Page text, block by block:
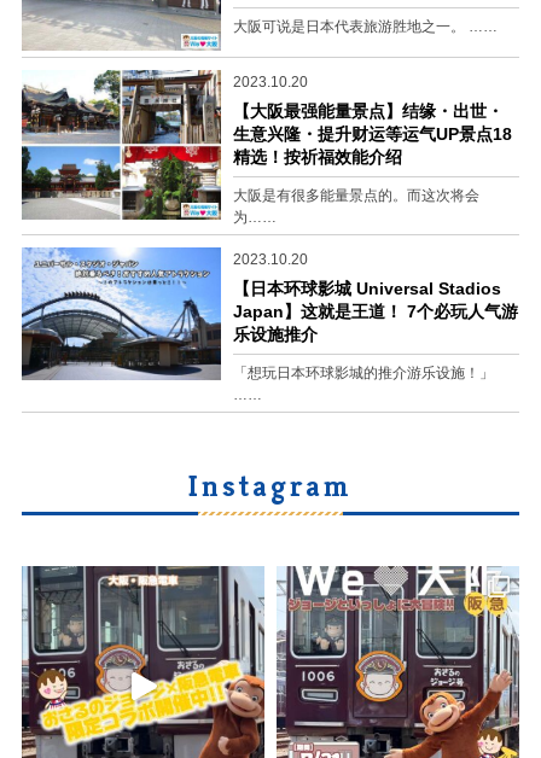
大阪可说是日本代表旅游胜地之一。 ……
2023.10.20
【大阪最强能量景点】结缘・出世・
生意兴隆・提升财运等运气UP景点18
精选！按祈福效能介绍
大阪是有很多能量景点的。而这次将会
为……
2023.10.20
【日本环球影城 Universal Stadios
Japan】这就是王道！ 7个必玩人气游
乐设施推介
「想玩日本环球影城的推介游乐设施！」
……
Instagram